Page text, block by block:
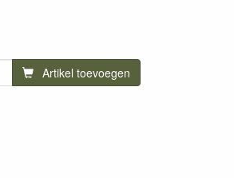
Artikel toevoegen